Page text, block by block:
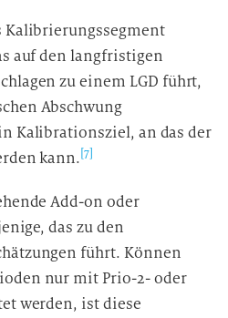
Kalibrierungssegment
auf den langfristigen
zu einem LGD führt,
Abschwung
Kalibrationsziel, an das der
kann. [7]
Add-on oder
das zu den
führt. Können
nur mit Prio-2- oder
werden, ist diese